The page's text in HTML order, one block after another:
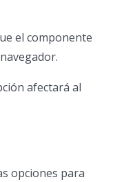
el componente
afectará al
opciones para